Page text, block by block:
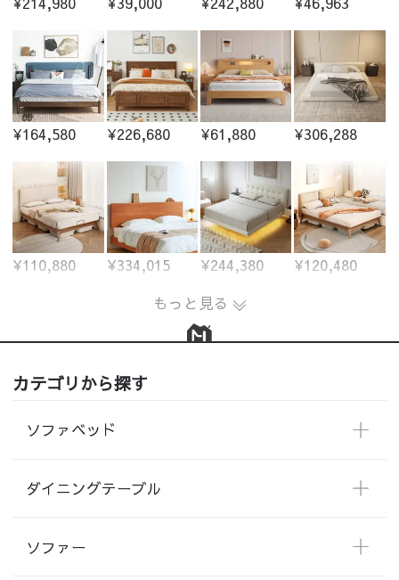
¥164,580 ¥226,680 ¥61,880 ¥306,288
¥110,880 ¥334,015 ¥244,380
¥120,480
もっと見る
カテゴリから探す
ソファベッド
ダイニングテーブル
ソファー